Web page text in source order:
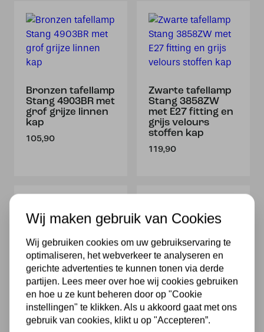
Bronzen tafellamp
Stang 4903BR met
grof grijze linnen
kap
105,90
Zwarte tafellamp
Stang 3858ZW
met E27 fitting en
grijs velours
stoffen kap
119,90
Tafellamp Noor
4414ST –
Geborsteld staal
met witte linnen
kap
Tafellamp zwart
met velours taupe
kap 7122zw
102,95
Wij maken gebruik van Cookies
Wij gebruiken cookies om uw gebruikservaring te
optimaliseren, het webverkeer te analyseren en
gerichte advertenties te kunnen tonen via derde
partijen. Lees meer over hoe wij cookies gebruiken
en hoe u ze kunt beheren door op "Cookie
instellingen" te klikken. Als u akkoord gaat met ons
gebruik van cookies, klikt u op "Accepteren”.